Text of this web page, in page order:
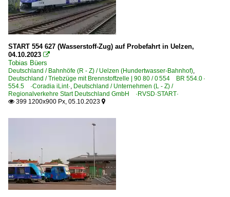
START 554 627 (Wasserstoff-Zug) auf Probefahrt in Uelzen,
04.10.2023 
Tobias Büers
Deutschland / Bahnhöfe (R - Z) / Uelzen (Hundertwasser-Bahnhof),
Deutschland / Triebzüge mit Brennstoffzelle | 90 80 / 0 554 BR 554.0 ·
554.5 ·Coradia iLint·, Deutschland / Unternehmen (L - Z) /
Regionalverkehre Start Deutschland GmbH ·RVSD·START·
 399 1200x900 Px, 05.10.2023 